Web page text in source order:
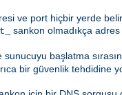
ve port hiçbir yerde
sankon olmadıkça
başlatma
bir güvenlik tehdidine